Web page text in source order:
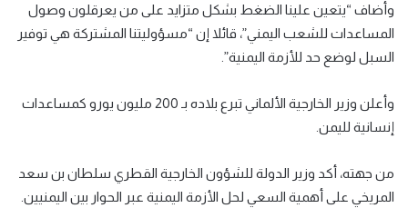
وأضاف “يتعين علينا الضغط بشكل متزايد على من يعرقلون وصول
المساعدات للشعب اليمني”، قائلا إن “مسؤوليتنا المشتركة هي توفير
السبل لوضع حد للأزمة اليمنية”.
وأعلن وزير الخارجية الألماني تبرع بلاده بـ 200 مليون يورو كمساعدات
إنسانية لليمن.
من جهته، أكد وزير الدولة للشؤون الخارجية القطري سلطان بن سعد
المريخي على أهمية السعي لحل الأزمة اليمنية عبر الحوار بين اليمنيين.